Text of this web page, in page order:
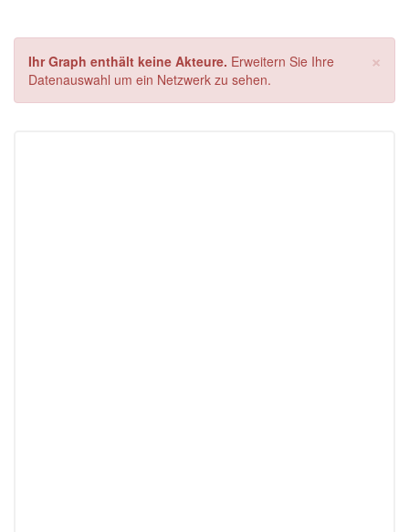
×
Ihr Graph enthält keine Akteure. Erweitern Sie Ihre
Datenauswahl um ein Netzwerk zu sehen.